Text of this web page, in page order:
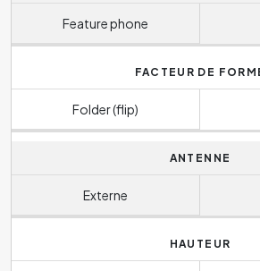
Feature phone
FACTEUR DE
Folder (flip)
ANTENNE
Externe
HAUTEUR